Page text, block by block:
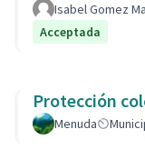
Isabel Gomez
Acceptada
Protección
Menuda